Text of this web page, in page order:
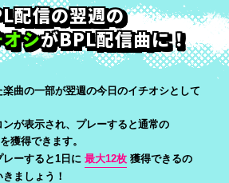
配信の翌週の
シがBPL配信曲に！
曲の一部が翌週の今日のイチオシとして
が表示され、プレーすると通常の
獲得できます。
ーすると1日に 最大12枚 獲得できるの
ましょう！